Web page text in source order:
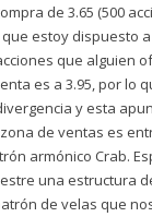
de 3.65 (500
estoy dispuesto
que alguien
es a 3.95, por lo
y esta
de ventas es
armónico Crab.
una estructura
de velas que